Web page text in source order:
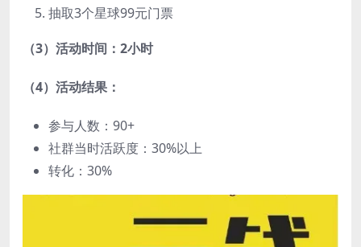
抽取3个星球99元门票
（3）活动时间：2小时
（4）活动结果：
参与人数：90+
社群当时活跃度：30%以上
转化：30%